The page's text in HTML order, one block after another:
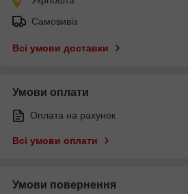
Самовивіз
Всі умови доставки
Умови оплати
Оплата на рахунок
Всі умови оплати
Умови повернення